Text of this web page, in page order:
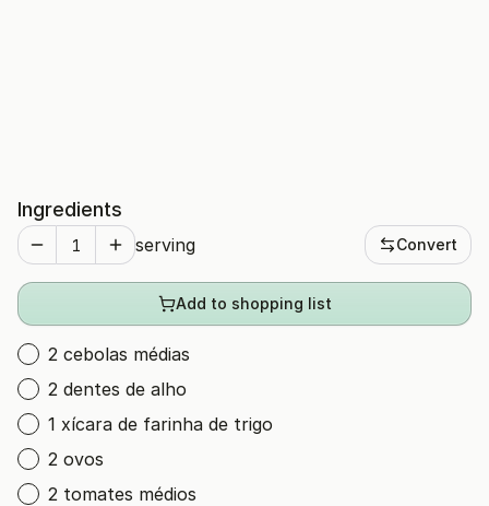
Ingredients
serving Convert
Add to shopping list
2 cebolas médias
2 dentes de alho
1 xícara de farinha de trigo
2 ovos
2 tomates médios